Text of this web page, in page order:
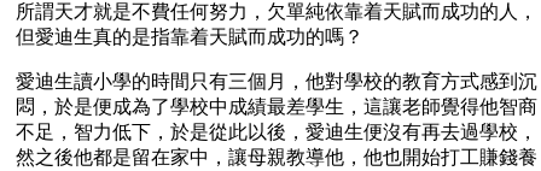
所謂天才就是不費任何努力，欠單純依靠着天賦而成功的人，
但愛迪生真的是指靠着天賦而成功的嗎？
愛迪生讀小學的時間只有三個月，他對學校的教育方式感到沉
悶，於是便成為了學校中成績最差學生，這讓老師覺得他智商
不足，智力低下，於是從此以後，愛迪生便沒有再去過學校，
然之後他都是留在家中，讓母親教導他，他也開始打工賺錢養